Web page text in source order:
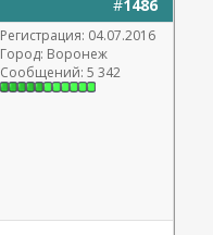
#1486
Регистрация: 04.07.2016
Город: Воронеж
Сообщений: 5 342